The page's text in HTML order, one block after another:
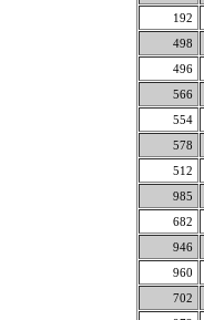
192
498
496
566
554
578
512
985
682
946
960
702